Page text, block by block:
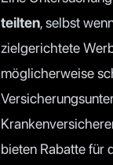
teilten, selbst
zielgerichtete
möglicherweise
bieten Rabatte für